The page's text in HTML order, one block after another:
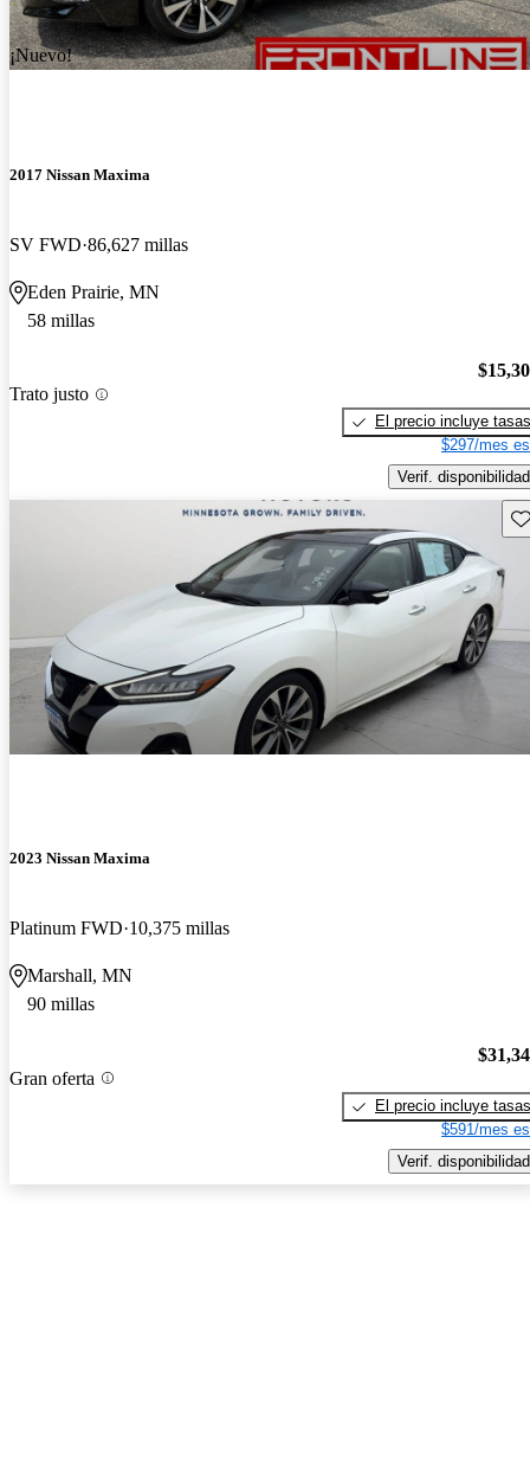
¡Nuevo!
2017 Nissan Maxima
SV FWD 86,627 millas
Eden Prairie, MN
58 millas
Trato justo
El precio incluye tasas
$297/mes
Verif. disponibilidad
2023 Nissan Maxima
Platinum FWD 10,375 millas
Marshall, MN
90 millas
Gran oferta
El precio incluye tasas
$591/mes
Verif. disponibilidad